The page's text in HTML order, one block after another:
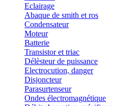
Eclairage
Abaque de smith et ros
Condensateur
Moteur
Batterie
Transistor et triac
Délèsteur de puissance
Electrocution, danger
Disjoncteur
Parasurtenseur
Ondes électromagnétique